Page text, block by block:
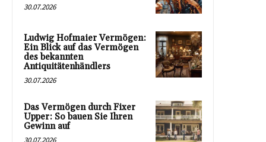
30.07.2026
Ludwig Hofmaier Vermögen:
Ein Blick auf das Vermögen
des bekannten
Antiquitätenhändlers
30.07.2026
Das Vermögen durch Fixer
Upper: So bauen Sie Ihren
Gewinn auf